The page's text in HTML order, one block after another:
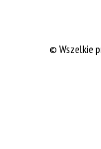
© Wszelkie